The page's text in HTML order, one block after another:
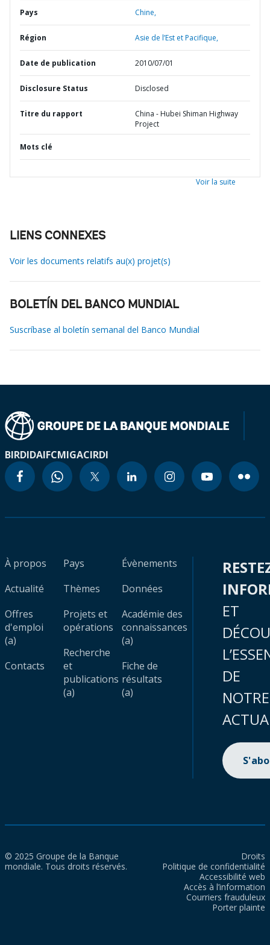
Pays Chine,
Région Asie de l’Est et Pacifique,
Date de publication 2010/07/01
Disclosure Status Disclosed
Titre du rapport
China - Hubei Shiman Highway
Project
Mots clé
Voir la suite
LIENS CONNEXES
Voir les documents relatifs au(x) projet(s)
BOLETÍN DEL BANCO MUNDIAL
Suscríbase al boletín semanal del Banco Mundial
BIRDIDAIFCMIGACIRDI
À propos
Actualité
Offres
d'emploi
(a)
Contacts
Pays
Thèmes
Projets et
opérations
Recherche
et
publications
(a)
Évènements
Données
Académie des
connaissances
(a)
Fiche de
résultats
(a)
ET
DE
NOTRE
© 2025 Groupe de la Banque
mondiale. Tous droits réservés.
Droits
Politique de confidentialité
Accessibilité web
Accès à l’information
Courriers frauduleux
Porter plainte